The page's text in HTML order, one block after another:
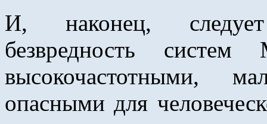
И, наконец, следует
безвредность
высокочастотными,
опасными для